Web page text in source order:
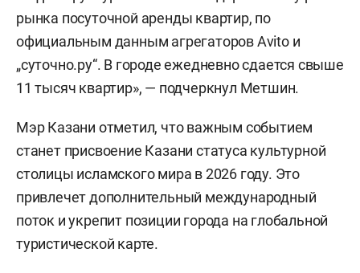
рынка посуточной аренды квартир, по
официальным данным агрегаторов Avito и
„суточно.ру“. В городе ежедневно сдается свыше
11 тысяч квартир», — подчеркнул Метшин.
Мэр Казани отметил, что важным событием
станет присвоение Казани статуса культурной
столицы исламского мира в 2026 году. Это
привлечет дополнительный международный
поток и укрепит позиции города на глобальной
туристической карте.